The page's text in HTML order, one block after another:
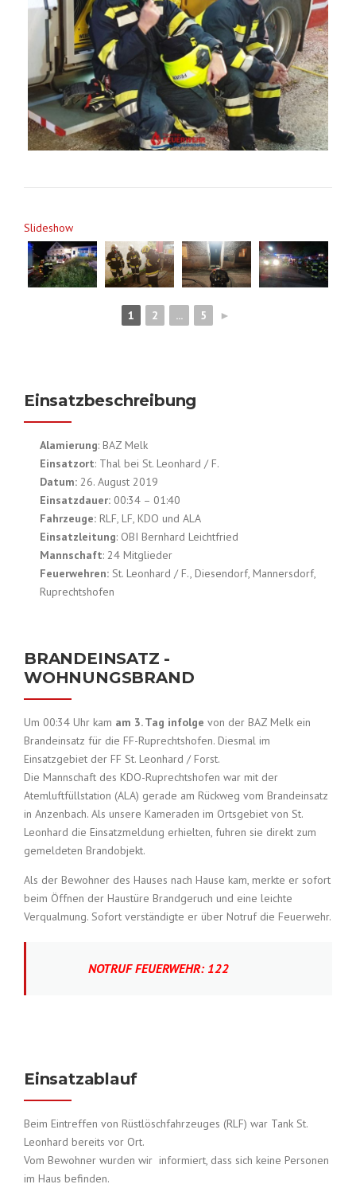
Slideshow
1 2 ... 5 ►
Einsatzbeschreibung
Alamierung: BAZ Melk
Einsatzort: Thal bei St. Leonhard / F.
Datum: 26. August 2019
Einsatzdauer: 00:34 – 01:40
Fahrzeuge: RLF, LF, KDO und ALA
Einsatzleitung: OBI Bernhard Leichtfried
Mannschaft: 24 Mitglieder
Feuerwehren: St. Leonhard / F., Diesendorf, Mannersdorf,
Ruprechtshofen
BRANDEINSATZ -
WOHNUNGSBRAND
Um 00:34 Uhr kam am 3. Tag infolge von der BAZ Melk ein
Brandeinsatz für die FF-Ruprechtshofen. Diesmal im
Einsatzgebiet der FF St. Leonhard / Forst.
Die Mannschaft des KDO-Ruprechtshofen war mit der
Atemluftfüllstation (ALA) gerade am Rückweg vom Brandeinsatz
in Anzenbach. Als unsere Kameraden im Ortsgebiet von St.
Leonhard die Einsatzmeldung erhielten, fuhren sie direkt zum
gemeldeten Brandobjekt.
Als der Bewohner des Hauses nach Hause kam, merkte er sofort
beim Öffnen der Haustüre Brandgeruch und eine leichte
Verqualmung. Sofort verständigte er über Notruf die Feuerwehr.
NOTRUF FEUERWEHR: 122
Einsatzablauf
Beim Eintreffen von Rüstlöschfahrzeuges (RLF) war Tank St.
Leonhard bereits vor Ort.
Vom Bewohner wurden wir informiert, dass sich keine Personen
im Haus befinden.